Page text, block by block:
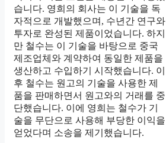
습니다. 영희의 회사는 이 기술을 독
자적으로 개발했으며, 수년간 연구와
투자로 완성된 제품이었습니다. 하지
만 철수는 이 기술을 바탕으로 중국
제조업체와 계약하여 동일한 제품을
생산하고 수입하기 시작했습니다. 이
후 철수는 원고의 기술을 사용한 제
품을 판매하면서 원고와의 거래를 중
단했습니다. 이에 영희는 철수가 기
술을 무단으로 사용해 부당한 이익을
얻었다며 소송을 제기했습니다.